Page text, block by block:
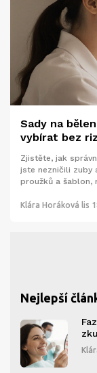
Sady na
vybírat bez
Zjistěte, jak
jste nezničili zuby
proužků a šablon,
Klára Horáková lis
Nejlepší